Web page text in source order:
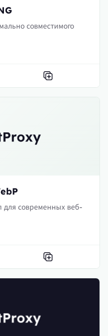
совместимого
для современных веб-